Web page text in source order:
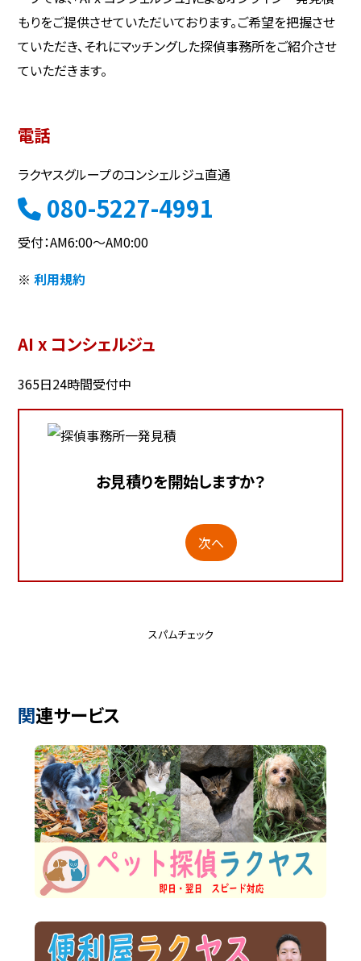
もりをご提供させていただいております。ご希望を把握させ
ていただき、それにマッチングした探偵事務所をご紹介させ
ていただきます。
電話
ラクヤスグループのコンシェルジュ直通
080-5227-4991
受付：AM6:00～AM0:00
※利用規約
AI x コンシェルジュ
365日24時間受付中
お見積りを開始しますか？
次へ
スパムチェック
関連サービス